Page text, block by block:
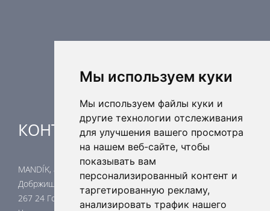
Мы используем куки
Мы используем файлы куки и
другие технологии отслеживания
для улучшения вашего просмотра
на нашем веб-сайте, чтобы
показывать вам
персонализированный контент и
таргетированную рекламу,
анализировать трафик нашего
КОНТАКТЫ
MANDÍK, a.s.
Добржишска 550
267 24 Гостомице